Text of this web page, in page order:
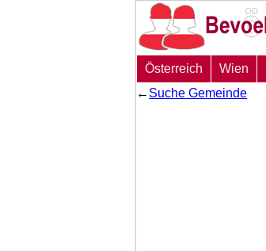
Österreich Wien
← Suche Gemeinde